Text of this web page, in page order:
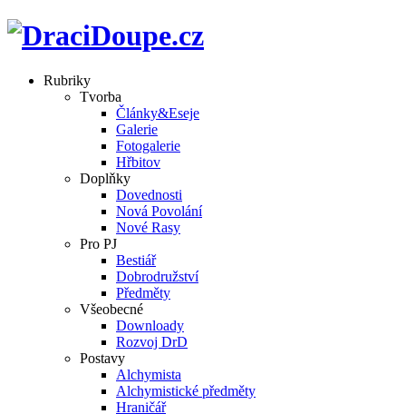
Rubriky
Tvorba
Články&Eseje
Galerie
Fotogalerie
Hřbitov
Doplňky
Dovednosti
Nová Povolání
Nové Rasy
Pro PJ
Bestiář
Dobrodružství
Předměty
Všeobecné
Downloady
Rozvoj DrD
Postavy
Alchymista
Alchymistické předměty
Hraničář